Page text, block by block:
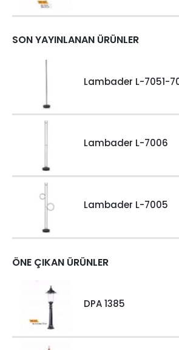
SON YAYINLANAN ÜRÜNLER
Lambader L-7051-
Lambader L-7006
Lambader L-7005
ÖNE ÇIKAN ÜRÜNLER
DPA 1385